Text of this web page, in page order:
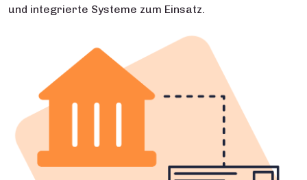
und integrierte Systeme zum Einsatz.